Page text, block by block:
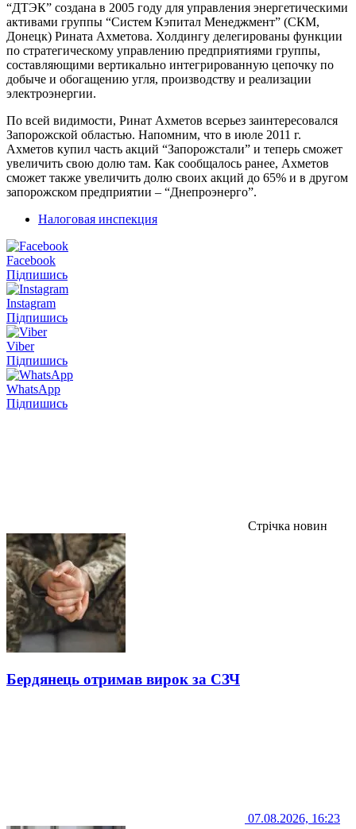
“ДТЭК” создана в 2005 году для управления энергетическими
активами группы “Систем Кэпитал Менеджмент” (СКМ,
Донецк) Рината Ахметова. Холдингу делегированы функции
по стратегическому управлению предприятиями группы,
составляющими вертикально интегрированную цепочку по
добыче и обогащению угля, производству и реализации
электроэнергии.
По всей видимости, Ринат Ахметов всерьез заинтересовался
Запорожской областью. Напомним, что в июле 2011 г.
Ахметов купил часть акций “Запорожстали” и теперь сможет
увеличить свою долю там. Как сообщалось ранее, Ахметов
сможет также увеличить долю своих акций до 65% и в другом
запорожском предприятии – “Днепроэнерго”.
Налоговая инспекция
Facebook
Підпишись
Instagram
Підпишись
Viber
Підпишись
WhatsApp
Підпишись
Стрічка новин
Бердянець отримав вирок за СЗЧ
07.08.2026, 16:23